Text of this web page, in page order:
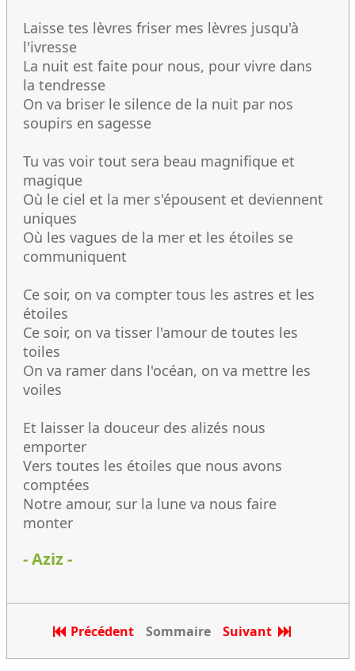
Laisse tes lèvres friser mes lèvres jusqu'à
l'ivresse
La nuit est faite pour nous, pour vivre dans
la tendresse
On va briser le silence de la nuit par nos
soupirs en sagesse
Tu vas voir tout sera beau magnifique et
magique
Où le ciel et la mer s'épousent et deviennent
uniques
Où les vagues de la mer et les étoiles se
communiquent
Ce soir, on va compter tous les astres et les
étoiles
Ce soir, on va tisser l'amour de toutes les
toiles
On va ramer dans l'océan, on va mettre les
voiles
Et laisser la douceur des alizés nous
emporter
Vers toutes les étoiles que nous avons
comptées
Notre amour, sur la lune va nous faire
monter
- Aziz -
Précédent Sommaire Suivant